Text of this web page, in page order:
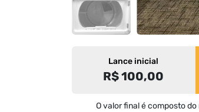
Lance inicial
R$ 100,00
O valor final é composto